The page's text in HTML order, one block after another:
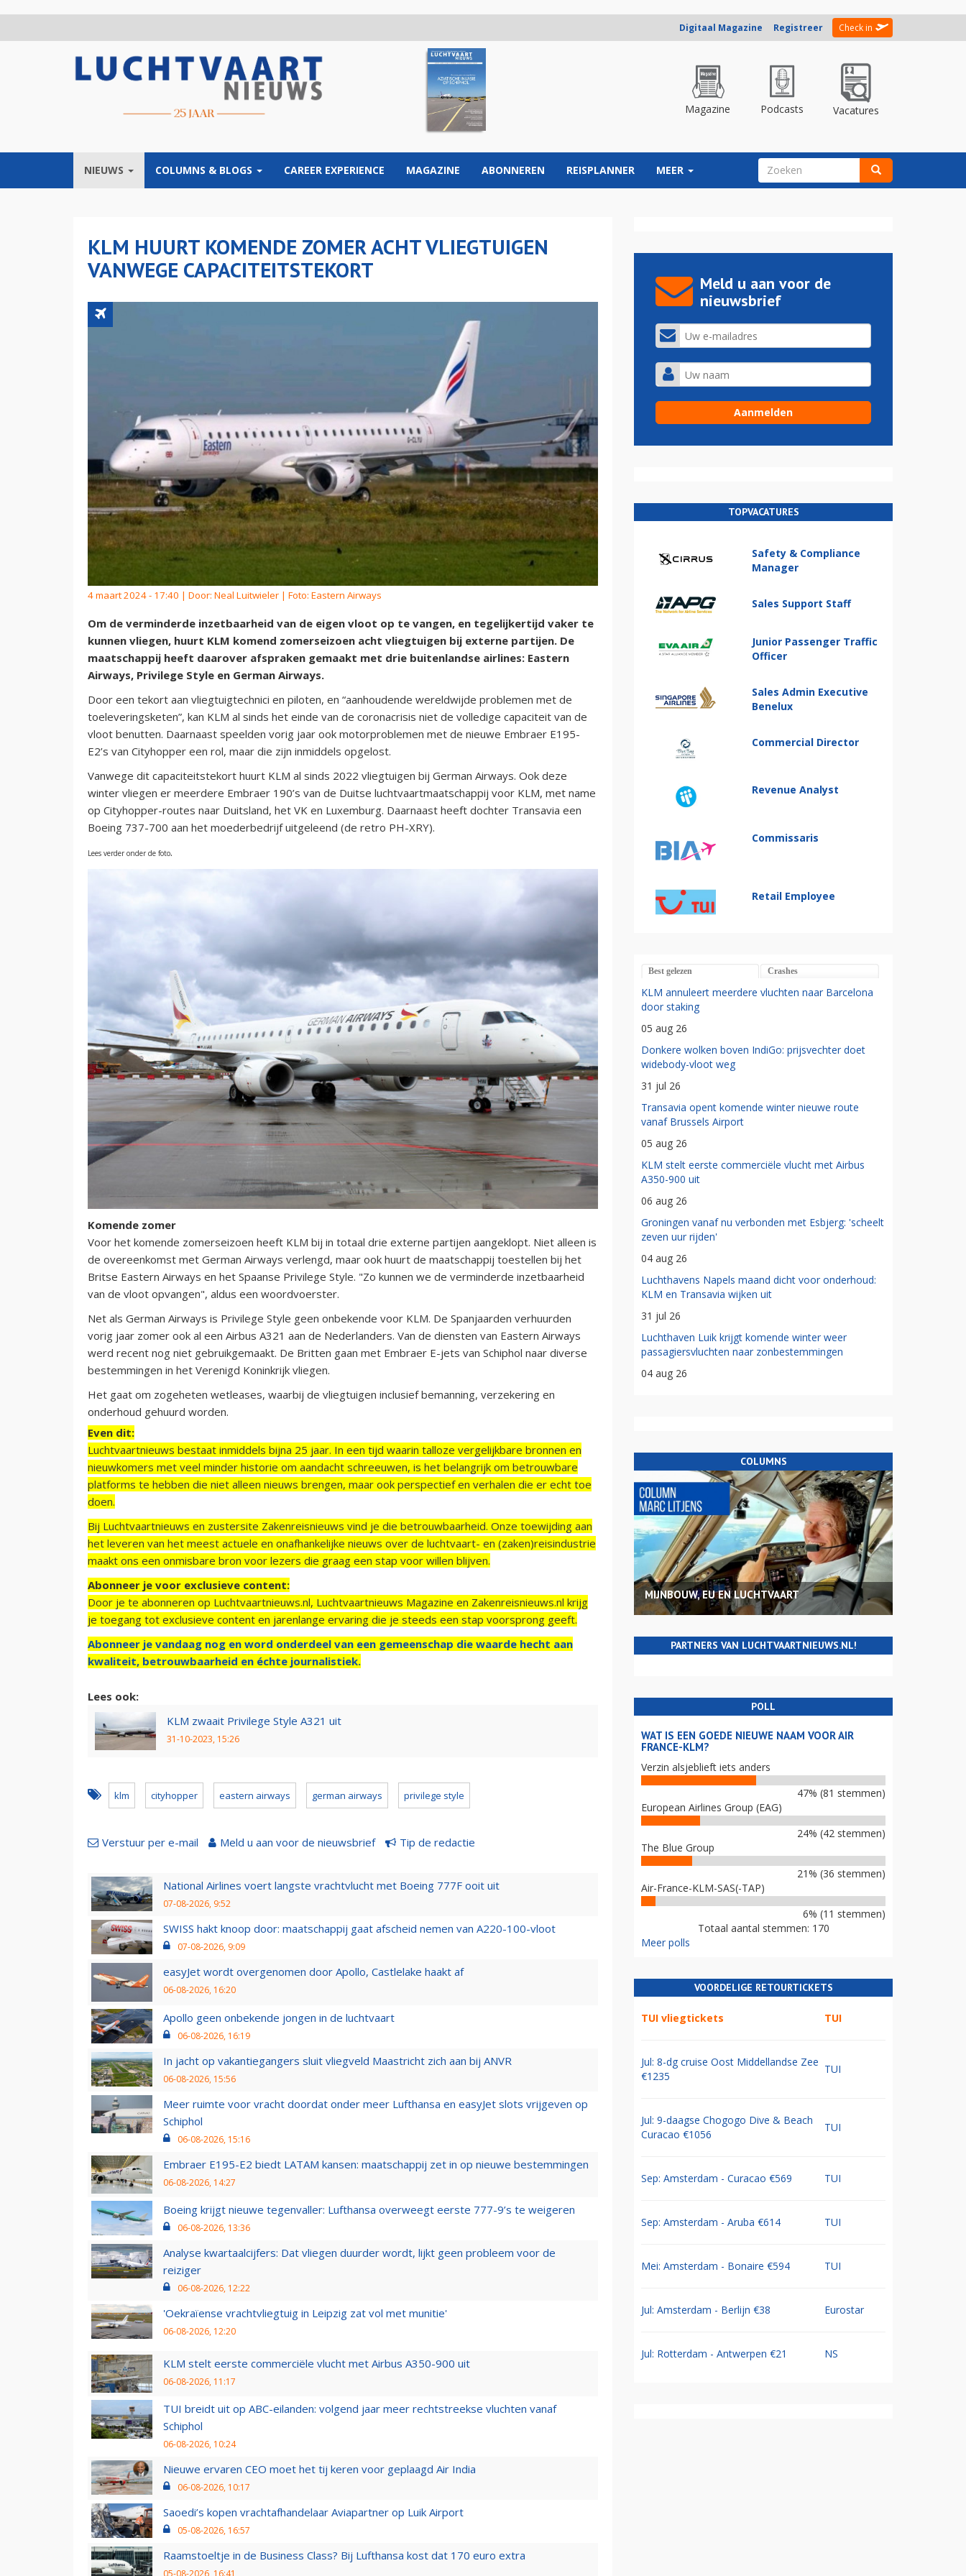
Digitaal Magazine Registreer Check in
Magazine Podcasts Vacatures
NIEUWS COLUMNS & BLOGS CAREER EXPERIENCE MAGAZINE ABONNEREN REISPLANNER MEER ZOEKVELD
KLM HUURT KOMENDE ZOMER ACHT VLIEGTUIGEN
VANWEGE CAPACITEITSTEKORT
4 maart 2024 - 17:40 | Door: Neal Luitwieler | Foto: Eastern Airways
Om de verminderde inzetbaarheid van de eigen vloot op te vangen, en tegelijkertijd vaker te
kunnen vliegen, huurt KLM komend zomerseizoen acht vliegtuigen bij externe partijen. De
maatschappij heeft daarover afspraken gemaakt met drie buitenlandse airlines: Eastern
Airways, Privilege Style en German Airways.
Door een tekort aan vliegtuigtechnici en piloten, en “aanhoudende wereldwijde problemen met de
toeleveringsketen”, kan KLM al sinds het einde van de coronacrisis niet de volledige capaciteit van de
vloot benutten. Daarnaast speelden vorig jaar ook motorproblemen met de nieuwe Embraer E195-
E2’s van Cityhopper een rol, maar die zijn inmiddels opgelost.
Vanwege dit capaciteitstekort huurt KLM al sinds 2022 vliegtuigen bij German Airways. Ook deze
winter vliegen er meerdere Embraer 190’s van de Duitse luchtvaartmaatschappij voor KLM, met name
op Cityhopper-routes naar Duitsland, het VK en Luxemburg. Daarnaast heeft dochter Transavia een
Boeing 737-700 aan het moederbedrijf uitgeleend (de retro PH-XRY).
Lees verder onder de foto.
Komende zomer
Voor het komende zomerseizoen heeft KLM bij in totaal drie externe partijen aangeklopt. Niet alleen is
de overeenkomst met German Airways verlengd, maar ook huurt de maatschappij toestellen bij het
Britse Eastern Airways en het Spaanse Privilege Style. "Zo kunnen we de verminderde inzetbaarheid
van de vloot opvangen", aldus een woordvoerster.
Net als German Airways is Privilege Style geen onbekende voor KLM. De Spanjaarden verhuurden
vorig jaar zomer ook al een Airbus A321 aan de Nederlanders. Van de diensten van Eastern Airways
werd recent nog niet gebruikgemaakt. De Britten gaan met Embraer E-jets van Schiphol naar diverse
bestemmingen in het Verenigd Koninkrijk vliegen.
Het gaat om zogeheten wetleases, waarbij de vliegtuigen inclusief bemanning, verzekering en
onderhoud gehuurd worden.
Even dit:
Luchtvaartnieuws bestaat inmiddels bijna 25 jaar. In een tijd waarin talloze vergelijkbare bronnen en
nieuwkomers met veel minder historie om aandacht schreeuwen, is het belangrijk om betrouwbare
platforms te hebben die niet alleen nieuws brengen, maar ook perspectief en verhalen die er echt toe
doen.
Bij Luchtvaartnieuws en zustersite Zakenreisnieuws vind je die betrouwbaarheid. Onze toewijding aan
het leveren van het meest actuele en onafhankelijke nieuws over de luchtvaart- en (zaken)reisindustrie
maakt ons een onmisbare bron voor lezers die graag een stap voor willen blijven.
Abonneer je voor exclusieve content:
Door je te abonneren op Luchtvaartnieuws.nl, Luchtvaartnieuws Magazine en Zakenreisnieuws.nl krijg
je toegang tot exclusieve content en jarenlange ervaring die je steeds een stap voorsprong geeft.
Abonneer je vandaag nog en word onderdeel van een gemeenschap die waarde hecht aan
kwaliteit, betrouwbaarheid en échte journalistiek.
Lees ook:
KLM zwaait Privilege Style A321 uit
31-10-2023, 15:26
klm cityhopper eastern airways german airways privilege style
Verstuur per e-mail Meld u aan voor de nieuwsbrief Tip de redactie
National Airlines voert langste vrachtvlucht met Boeing 777F ooit uit
07-08-2026, 9:52
SWISS hakt knoop door: maatschappij gaat afscheid nemen van A220-100-vloot
07-08-2026, 9:09
easyJet wordt overgenomen door Apollo, Castlelake haakt af
06-08-2026, 16:20
Apollo geen onbekende jongen in de luchtvaart
06-08-2026, 16:19
In jacht op vakantiegangers sluit vliegveld Maastricht zich aan bij ANVR
06-08-2026, 15:56
Meer ruimte voor vracht doordat onder meer Lufthansa en easyJet slots vrijgeven op
Schiphol
06-08-2026, 15:16
Embraer E195-E2 biedt LATAM kansen: maatschappij zet in op nieuwe bestemmingen
06-08-2026, 14:27
Boeing krijgt nieuwe tegenvaller: Lufthansa overweegt eerste 777-9’s te weigeren
06-08-2026, 13:36
Analyse kwartaalcijfers: Dat vliegen duurder wordt, lijkt geen probleem voor de
reiziger
06-08-2026, 12:22
'Oekraïense vrachtvliegtuig in Leipzig zat vol met munitie'
06-08-2026, 12:20
KLM stelt eerste commerciële vlucht met Airbus A350-900 uit
06-08-2026, 11:17
TUI breidt uit op ABC-eilanden: volgend jaar meer rechtstreekse vluchten vanaf
Schiphol
06-08-2026, 10:24
Nieuwe ervaren CEO moet het tij keren voor geplaagd Air India
06-08-2026, 10:17
Saoedi’s kopen vrachtafhandelaar Aviapartner op Luik Airport
05-08-2026, 16:57
Raamstoeltje in de Business Class? Bij Lufthansa kost dat 170 euro extra
Meld u aan voor de
nieuwsbrief
TOPVACATURES
Safety & Compliance
Manager
Sales Support Staff
Junior Passenger Traffic
Officer
Sales Admin Executive
Benelux
Commercial Director
Revenue Analyst
Commissaris
Retail Employee
Best gelezen Crashes
KLM annuleert meerdere vluchten naar Barcelona
door staking
05 aug 26
Donkere wolken boven IndiGo: prijsvechter doet
widebody-vloot weg
31 jul 26
Transavia opent komende winter nieuwe route
vanaf Brussels Airport
05 aug 26
KLM stelt eerste commerciële vlucht met Airbus
A350-900 uit
06 aug 26
Groningen vanaf nu verbonden met Esbjerg: 'scheelt
zeven uur rijden'
04 aug 26
Luchthavens Napels maand dicht voor onderhoud:
KLM en Transavia wijken uit
31 jul 26
Luchthaven Luik krijgt komende winter weer
passagiersvluchten naar zonbestemmingen
04 aug 26
COLUMNS
MIJNBOUW, EU EN LUCHTVAART
PARTNERS VAN LUCHTVAARTNIEUWS.NL!
POLL
WAT IS EEN GOEDE NIEUWE NAAM VOOR AIR
FRANCE-KLM?
Verzin alsjeblieft iets anders
47% (81 stemmen)
European Airlines Group (EAG)
24% (42 stemmen)
The Blue Group
21% (36 stemmen)
Air-France-KLM-SAS(-TAP)
6% (11 stemmen)
Totaal aantal stemmen: 170
Meer polls
VOORDELIGE RETOURTICKETS
TUI vliegtickets TUI
Jul: 8-dg cruise Oost Middellandse Zee
€1235
TUI
Jul: 9-daagse Chogogo Dive & Beach
Curacao €1056
TUI
Sep: Amsterdam - Curacao €569 TUI
Sep: Amsterdam - Aruba €614 TUI
Mei: Amsterdam - Bonaire €594 TUI
Jul: Amsterdam - Berlijn €38 Eurostar
Jul: Rotterdam - Antwerpen €21 NS